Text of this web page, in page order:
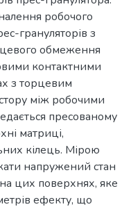
робочого
грануляторів з
обмеження
контактними
з торцевим
між робочими
пресованому
матриці,
кілець. Мірою
напружений стан
цих поверхнях, яке
ефекту, що